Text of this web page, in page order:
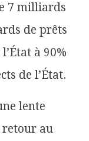
7 milliards
de prêts
à 90%
de l’État.
lente
retour au